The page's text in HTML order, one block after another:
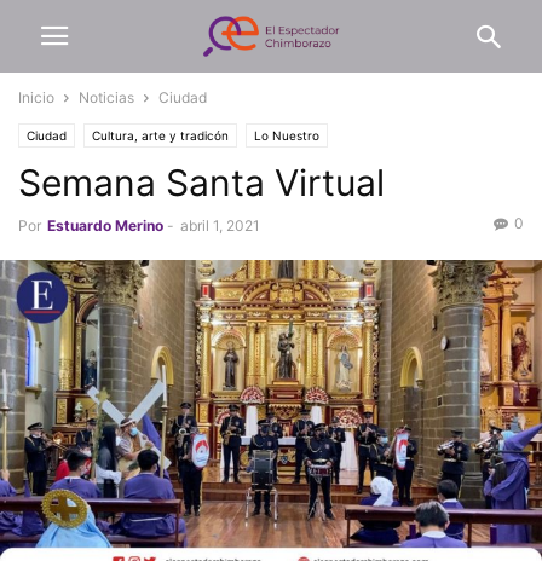
Inicio Noticias Ciudad
Ciudad Cultura, arte y tradicón Lo Nuestro
Semana Santa Virtual
Por Estuardo Merino - abril 1, 2021 0